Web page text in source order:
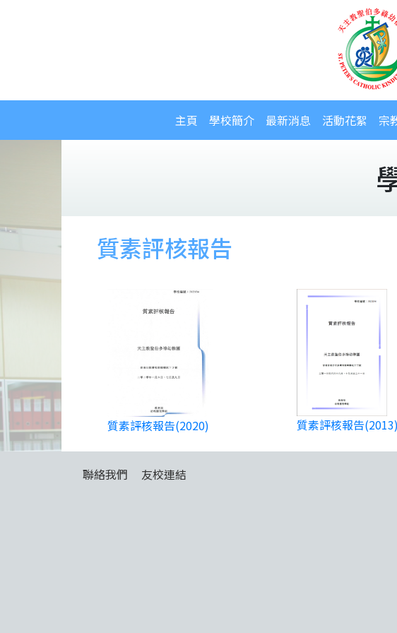
主頁 學校簡介 最新消息 活動花絮 宗
質素評核報告
質素評核報告(2020) 質素評核報告(2013)
聯絡我們 友校連結